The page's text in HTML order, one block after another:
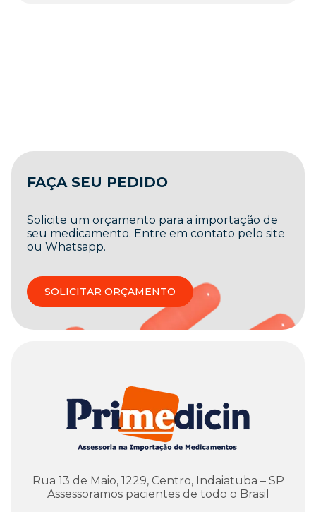
FAÇA SEU PEDIDO
Solicite um orçamento para a importação de
seu medicamento. Entre em contato pelo site
ou Whatsapp.
SOLICITAR ORÇAMENTO
Rua 13 de Maio, 1229, Centro, Indaiatuba – SP
Assessoramos pacientes de todo o Brasil